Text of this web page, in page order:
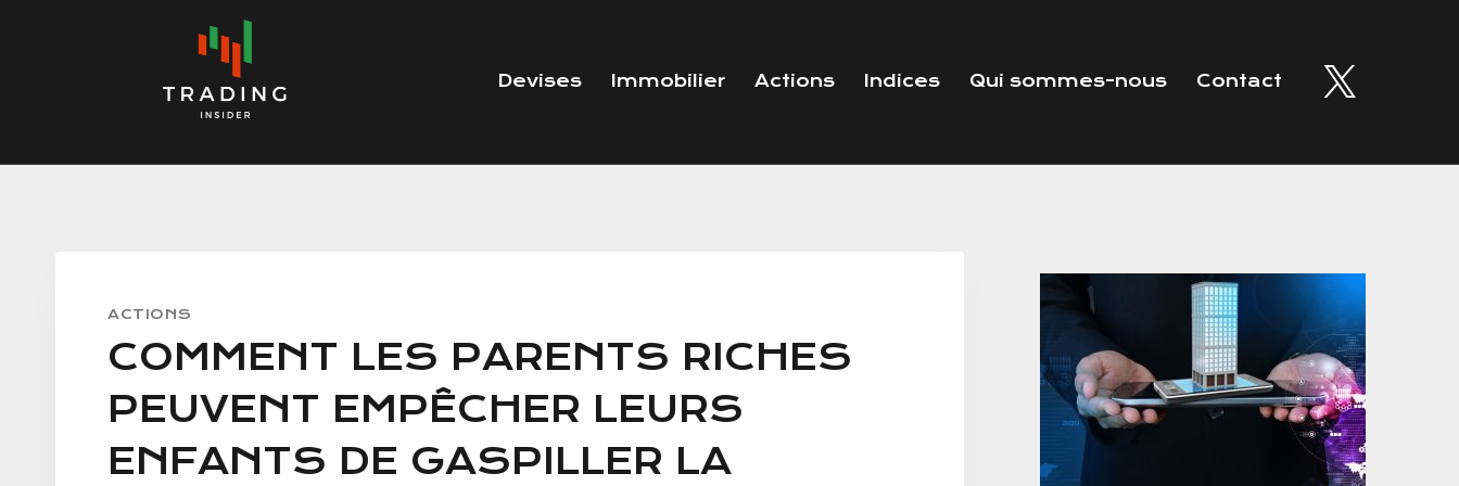
Devises Immobilier Actions Indices Qui sommes-nous Contact
ACTIONS
COMMENT LES PARENTS RICHES
PEUVENT EMPÊCHER LEURS
ENFANTS DE GASPILLER LA